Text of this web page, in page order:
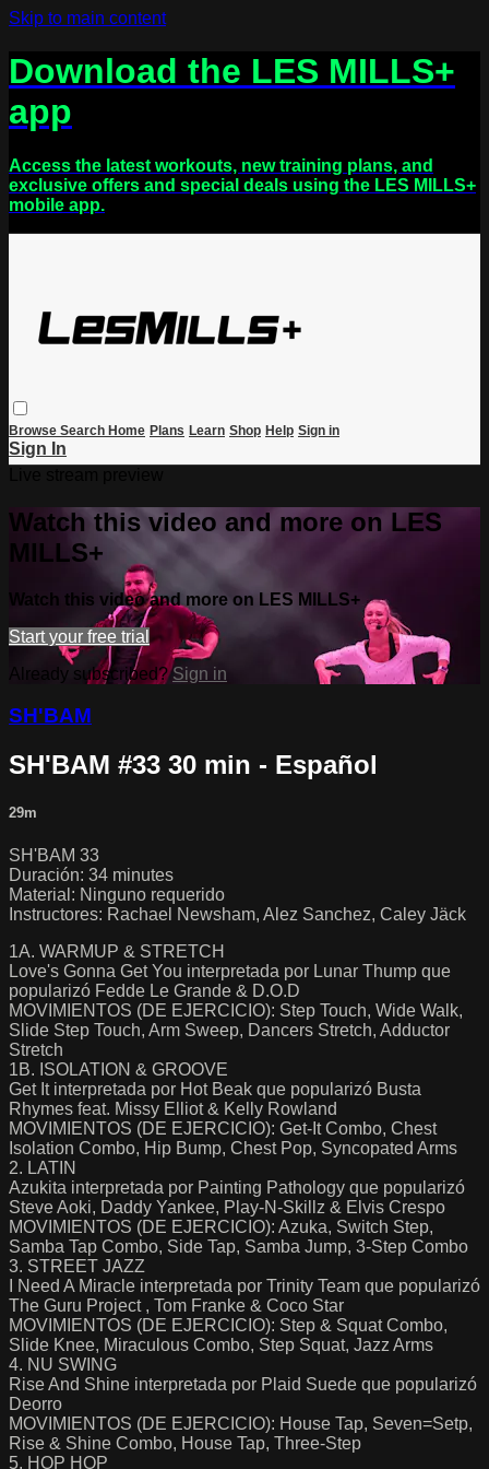
Skip to main content
Download the LES MILLS+
app
Access the latest workouts, new training plans, and
exclusive offers and special deals using the LES MILLS+
mobile app.
Browse Search Home Plans Learn Shop Help Sign in
Sign In
Watch this video and more on LES
MILLS+
Watch this video and more on LES MILLS+
Start your free trial
Already subscribed?Sign in
SH'BAM
SH'BAM #33 30 min - Español
29m
SH'BAM 33
Duración: 34 minutes
Material: Ninguno requerido
Instructores: Rachael Newsham, Alez Sanchez, Caley Jäck
1A. WARMUP & STRETCH
Love's Gonna Get You interpretada por Lunar Thump que
popularizó Fedde Le Grande & D.O.D
MOVIMIENTOS (DE EJERCICIO): Step Touch, Wide Walk,
Slide Step Touch, Arm Sweep, Dancers Stretch, Adductor
Stretch
1B. ISOLATION & GROOVE
Get It interpretada por Hot Beak que popularizó Busta
Rhymes feat. Missy Elliot & Kelly Rowland
MOVIMIENTOS (DE EJERCICIO): Get-It Combo, Chest
Isolation Combo, Hip Bump, Chest Pop, Syncopated Arms
2. LATIN
Azukita interpretada por Painting Pathology que popularizó
Steve Aoki, Daddy Yankee, Play-N-Skillz & Elvis Crespo
MOVIMIENTOS (DE EJERCICIO): Azuka, Switch Step,
Samba Tap Combo, Side Tap, Samba Jump, 3-Step Combo
3. STREET JAZZ
I Need A Miracle interpretada por Trinity Team que popularizó
The Guru Project , Tom Franke & Coco Star
MOVIMIENTOS (DE EJERCICIO): Step & Squat Combo,
Slide Knee, Miraculous Combo, Step Squat, Jazz Arms
4. NU SWING
Rise And Shine interpretada por Plaid Suede que popularizó
Deorro
MOVIMIENTOS (DE EJERCICIO): House Tap, Seven=Setp,
Rise & Shine Combo, House Tap, Three-Step
5. HOP HOP